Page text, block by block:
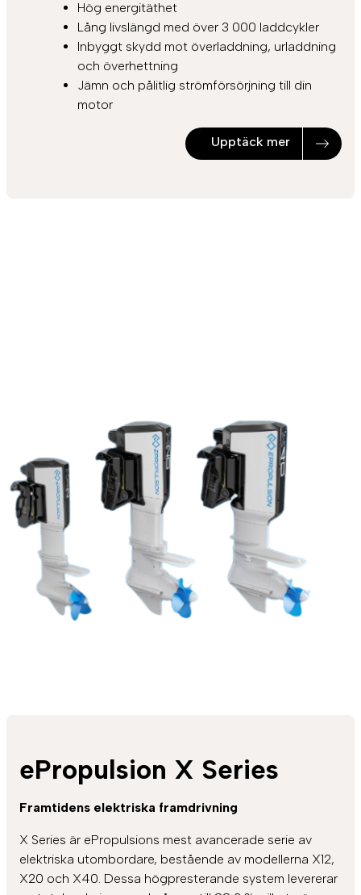
Hög energitäthet
Lång livslängd med över 3 000 laddcykler
Inbyggt skydd mot överladdning, urladdning
och överhettning
Jämn och pålitlig strömförsörjning till din
motor
Upptäck mer
ePropulsion X Series
Framtidens elektriska framdrivning
X Series är ePropulsions mest avancerade serie av
elektriska utombordare, bestående av modellerna X12,
X20 och X40. Dessa högpresterande system levererar